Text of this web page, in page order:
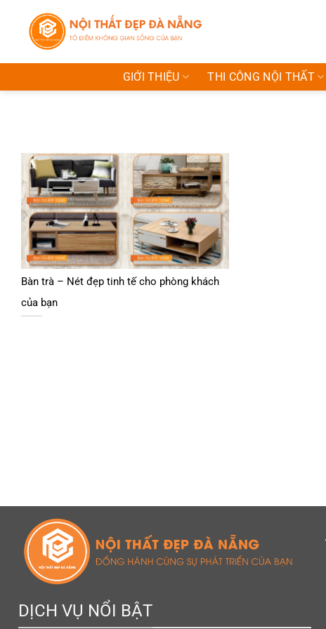
GIỚI THIỆU THI CÔNG NỘI THẤT
Bàn trà – Nét đẹp tinh tế cho phòng khách
của bạn
DỊCH VỤ NỔI BẬT